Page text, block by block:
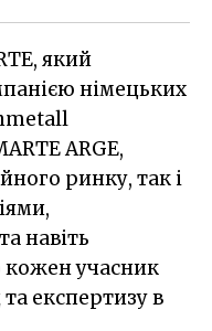
який
німецьких
ARGE,
ринку, так і
навіть
кожен учасник
експертизу в